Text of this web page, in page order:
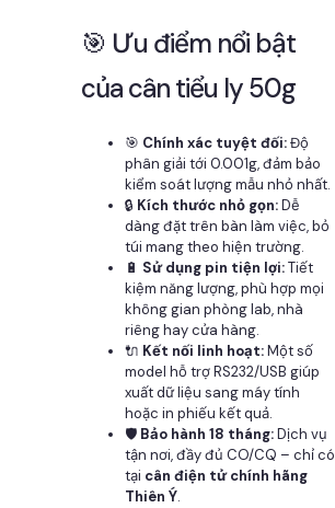
🎯 Ưu điểm nổi bật
của cân tiểu ly 50g
🎯 Chính xác tuyệt đối:Độ
phân giải tới 0.001g, đảm bảo
kiểm soát lượng mẫu nhỏ nhất.
🔒 Kích thước nhỏ gọn:Dễ
dàng đặt trên bàn làm việc, bỏ
túi mang theo hiện trường.
🔋 Sử dụng pin tiện lợi:Tiết
kiệm năng lượng, phù hợp mọi
không gian phòng lab, nhà
riêng hay cửa hàng.
🔌 Kết nối linh hoạt:Một số
model hỗ trợ RS232/USB giúp
xuất dữ liệu sang máy tính
hoặc in phiếu kết quả.
🛡️ Bảo hành 18 tháng:Dịch vụ
tận nơi, đầy đủ CO/CQ – chỉ có
tại cân điện tử chính hãng
Thiên Ý.